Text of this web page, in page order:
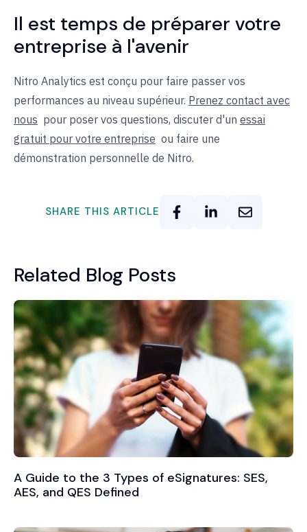
Il est temps de préparer votre
entreprise à l'avenir
Nitro Analytics est conçu pour faire passer vos
performances au niveau supérieur. Prenez contact avec
nous pour poser vos questions, discuter d'un essai
gratuit pour votre entreprise ou faire une
démonstration personnelle de Nitro.
SHARE THIS ARTICLE
Related Blog Posts
A Guide to the 3 Types of eSignatures: SES,
AES, and QES Defined